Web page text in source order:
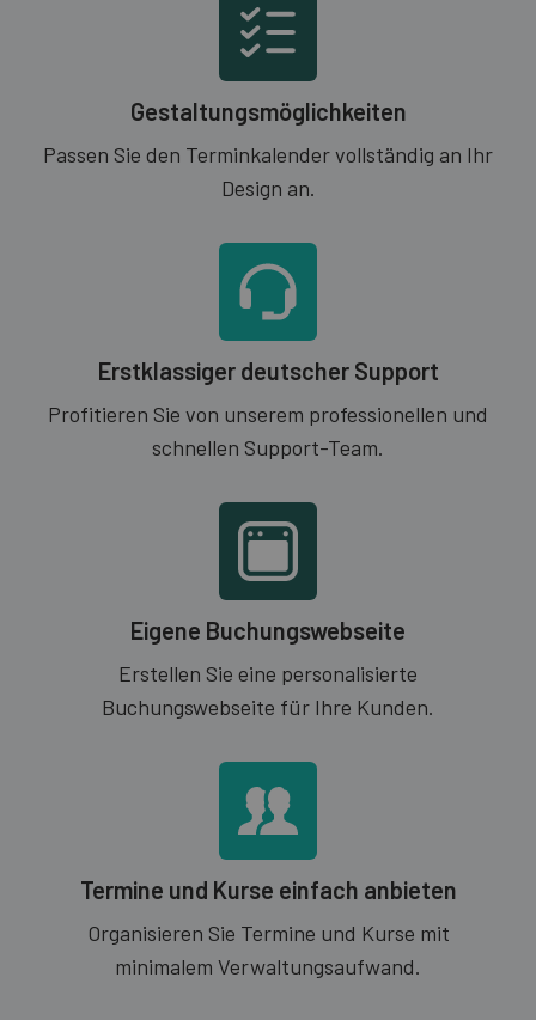
Gestaltungsmöglichkeiten
Passen Sie den Terminkalender vollständig an Ihr
Design an.
Erstklassiger deutscher Support
Profitieren Sie von unserem professionellen und
schnellen Support-Team.
Eigene Buchungswebseite
Erstellen Sie eine personalisierte
Buchungswebseite für Ihre Kunden.
Termine und Kurse einfach anbieten
Organisieren Sie Termine und Kurse mit
minimalem Verwaltungsaufwand.